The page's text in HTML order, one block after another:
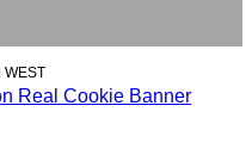
Real Cookie Banner